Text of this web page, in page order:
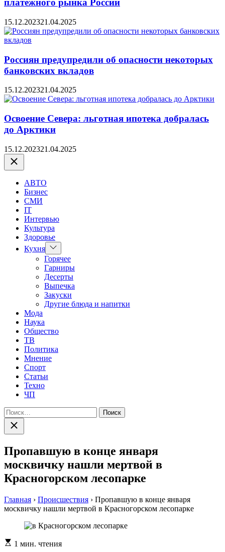
платежного рынка России
15.12.202321.04.2025
Россиян предупредили об опасности некоторых
банковских вкладов
15.12.202321.04.2025
Освоение Севера: льготная ипотека добралась
до Арктики
15.12.202321.04.2025
Закрыть
АВТО
Бизнес
СМИ
IT
Интервью
Культура
Здоровье
Кухня Показать
подменю
Горячее
Гарниры
Десерты
Выпечка
Закуски
Другие блюда и напитки
Мода
Наука
Общество
ТВ
Политика
Мнение
Спорт
Статьи
Техно
ЧП
Найти:
Закрыть
поиск
Пропавшую в конце января
москвичку нашли мертвой в
Красногорском лесопарке
Главная › Происшествия › Пропавшую в конце января
москвичку нашли мертвой в Красногорском лесопарке
Расчетное
1 мин. чтения